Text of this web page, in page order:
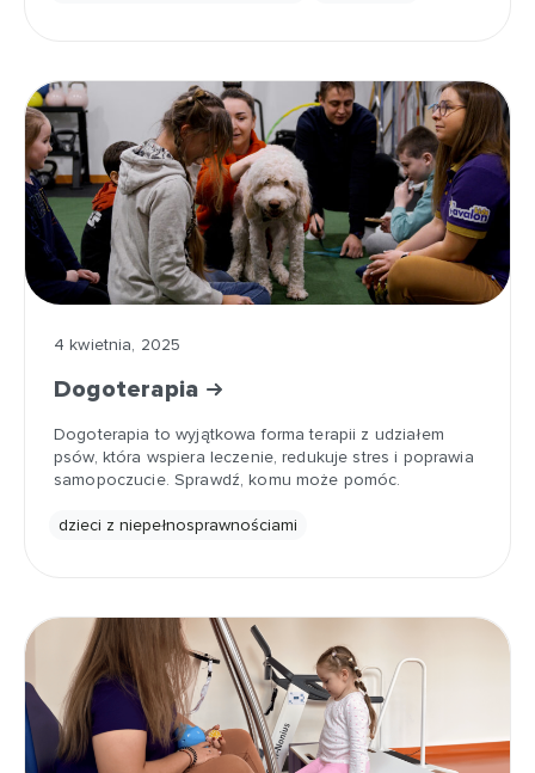
4 kwietnia, 2025
Dogoterapia
Dogoterapia to wyjątkowa forma terapii z udziałem
psów, która wspiera leczenie, redukuje stres i poprawia
samopoczucie. Sprawdź, komu może pomóc.
dzieci z niepełnosprawnościami